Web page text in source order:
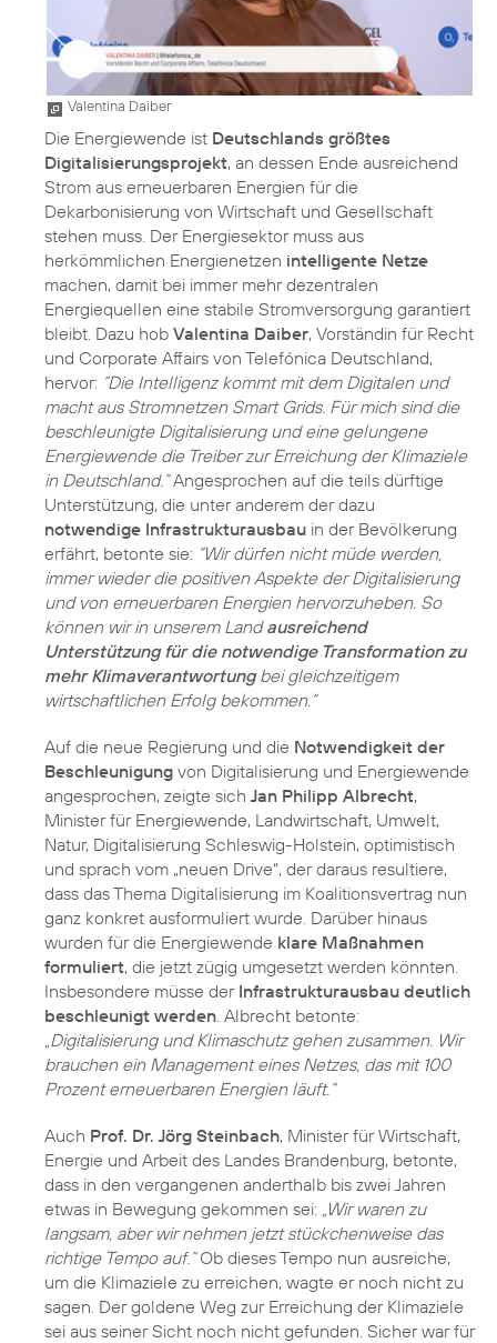
Valentina Daiber
Die Energiewende ist Deutschlands größtes
Digitalisierungsprojekt, an dessen Ende ausreichend
Strom aus erneuerbaren Energien für die
Dekarbonisierung von Wirtschaft und Gesellschaft
stehen muss. Der Energiesektor muss aus
herkömmlichen Energienetzen intelligente Netze
machen, damit bei immer mehr dezentralen
Energiequellen eine stabile Stromversorgung garantiert
bleibt. Dazu hob Valentina Daiber, Vorständin für Recht
und Corporate Affairs von Telefónica Deutschland,
hervor: “Die Intelligenz kommt mit dem Digitalen und
macht aus Stromnetzen Smart Grids. Für mich sind die
beschleunigte Digitalisierung und eine gelungene
Energiewende die Treiber zur Erreichung der Klimaziele
in Deutschland.”Angesprochen auf die teils dürftige
Unterstützung, die unter anderem der dazu
notwendige Infrastrukturausbau in der Bevölkerung
erfährt, betonte sie: “Wir dürfen nicht müde werden,
immer wieder die positiven Aspekte der Digitalisierung
und von erneuerbaren Energien hervorzuheben. So
können wir in unserem Landausreichend
Unterstützung für die notwendige Transformation zu
mehr Klimaverantwortungbei gleichzeitigem
wirtschaftlichen Erfolg bekommen.“
Auf die neue Regierung und die Notwendigkeit der
Beschleunigung von Digitalisierung und Energiewende
angesprochen, zeigte sich Jan Philipp Albrecht,
Minister für Energiewende, Landwirtschaft, Umwelt,
Natur, Digitalisierung Schleswig-Holstein, optimistisch
und sprach vom „neuen Drive“, der daraus resultiere,
dass das Thema Digitalisierung im Koalitionsvertrag nun
ganz konkret ausformuliert wurde. Darüber hinaus
wurden für die Energiewende klare Maßnahmen
formuliert, die jetzt zügig umgesetzt werden könnten.
Insbesondere müsse der Infrastrukturausbau deutlich
beschleunigt werden. Albrecht betonte:
„Digitalisierung und Klimaschutz gehen zusammen. Wir
brauchen ein Management eines Netzes, das mit 100
Prozent erneuerbaren Energien läuft.“
Auch Prof. Dr. Jörg Steinbach, Minister für Wirtschaft,
Energie und Arbeit des Landes Brandenburg, betonte,
dass in den vergangenen anderthalb bis zwei Jahren
etwas in Bewegung gekommen sei: „Wir waren zu
langsam, aber wir nehmen jetzt stückchenweise das
richtige Tempo auf.“Ob dieses Tempo nun ausreiche,
um die Klimaziele zu erreichen, wagte er noch nicht zu
sagen. Der goldene Weg zur Erreichung der Klimaziele
sei aus seiner Sicht noch nicht gefunden. Sicher war für